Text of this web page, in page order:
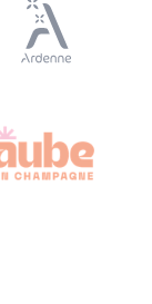
Est